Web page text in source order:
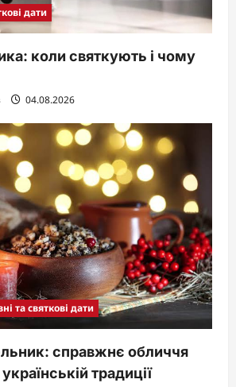
дати
коли святкують і чому
04.08.2026
та святкові дати
справжнє обличчя
традиції